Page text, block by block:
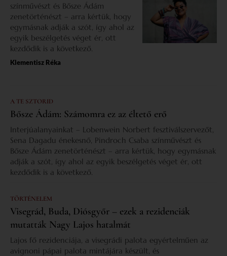
színművészt és Bősze Ádám
zenetörténészt – arra kértük, hogy
egymásnak adják a szót, így ahol az
egyik beszélgetés véget ér, ott
kezdődik is a következő.
Klementisz Réka
A TE SZTORID
Bősze Ádám: Számomra ez az éltető erő
Interjúalanyainkat – Lobenwein Norbert fesztiválszervezőt,
Sena Dagadu énekesnő, Pindroch Csaba színművészt és
Bősze Ádám zenetörténészt – arra kértük, hogy egymásnak
adják a szót, így ahol az egyik beszélgetés véget ér, ott
kezdődik is a következő.
TÖRTÉNELEM
Visegrád, Buda, Diósgyőr – ezek a rezidenciák
mutatták Nagy Lajos hatalmát
Lajos fő rezidenciája, a visegrádi palota egyértelműen az
avignoni pápai palota mintájára készült, és